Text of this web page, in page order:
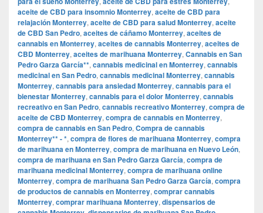
aceite de CBD para insomnio Monterrey, aceite de CBD para
relajación Monterrey, aceite de CBD para salud Monterrey, aceite
de CBD San Pedro, aceites de cáñamo Monterrey, aceites de
cannabis en Monterrey, aceites de cannabis Monterrey, aceites de
CBD Monterrey, aceites de marihuana Monterrey, Cannabis en San
Pedro Garza García**, cannabis medicinal en Monterrey, cannabis
medicinal en San Pedro, cannabis medicinal Monterrey, cannabis
Monterrey, cannabis para ansiedad Monterrey, cannabis para el
bienestar Monterrey, cannabis para el dolor Monterrey, cannabis
recreativo en San Pedro, cannabis recreativo Monterrey, compra de
aceite de CBD Monterrey, compra de cannabis en Monterrey,
compra de cannabis en San Pedro, Compra de cannabis
Monterrey** - *, compra de flores de marihuana Monterrey, compra
de marihuana en Monterrey, compra de marihuana en Nuevo León,
compra de marihuana en San Pedro Garza García, compra de
marihuana medicinal Monterrey, compra de marihuana online
Monterrey, compra de marihuana San Pedro Garza García, compra
de productos de cannabis en Monterrey, comprar cannabis
Monterrey, comprar marihuana Monterrey, dispensarios de